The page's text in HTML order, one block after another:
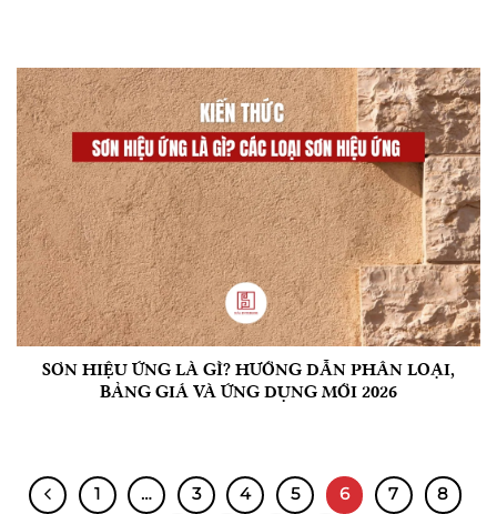
SƠN HIỆU ỨNG LÀ GÌ? HƯỚNG DẪN PHÂN LOẠI,
BẢNG GIÁ VÀ ỨNG DỤNG MỚI 2026
1 … 3 4 5 6 7
8